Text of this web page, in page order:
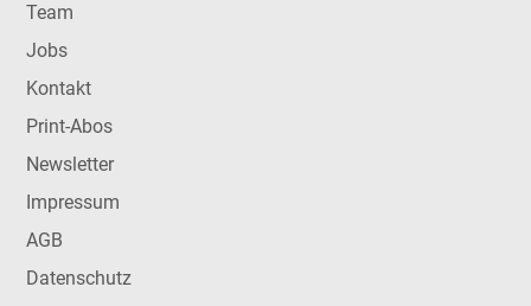
Team
Jobs
Kontakt
Print-Abos
Newsletter
Impressum
AGB
Datenschutz